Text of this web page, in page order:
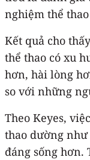
nghiệm thể
Kết quả cho
thể thao có xu
hơn, hài lòng
so với những
Theo Keyes,
thao dường như
đáng sống hơn.